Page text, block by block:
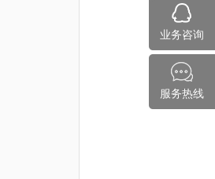
业务咨询
服务热线